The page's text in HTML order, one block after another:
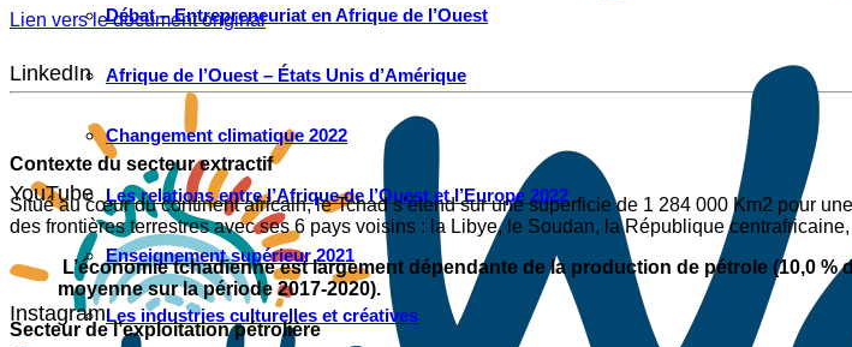
LinkedIn
YouTube
Instagram
Débat – Entrepreneuriat en Afrique de l’Ouest
Afrique de l’Ouest – États Unis d’Amérique
Changement climatique 2022
Les relations entre l’Afrique de l’Ouest et l’Europe 2022
Enseignement supérieur 2021
Les industries culturelles et créatives
Lien vers le document original
Contexte du secteur extractif
Situé au cœur du continent africain, le Tchad s’étend sur une superficie de 1 284 000 Km2 pour
des frontières terrestres avec ses 6 pays voisins : la Libye, le Soudan, la République
L’économie tchadienne est largement dépendante de la production de pétrole (10,0
moyenne sur la période 2017-2020).
Secteur de l’exploitation pétrolière